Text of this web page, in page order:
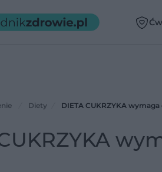
Diety DIETA CUKRZYKA